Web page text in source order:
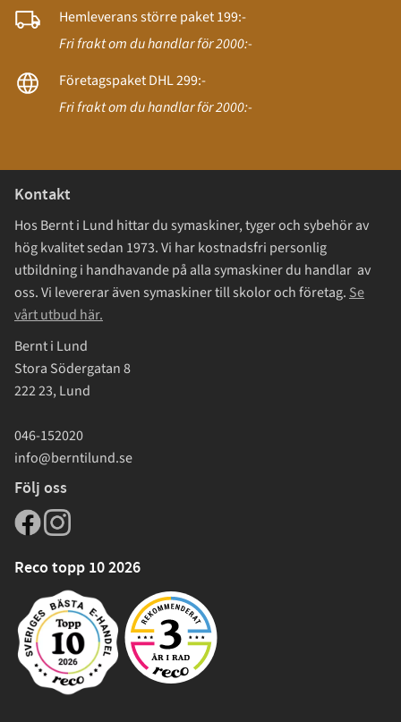
Hemleverans större paket 199:-
Fri frakt om du handlar för 2000:-
Företagspaket DHL 299:-
Fri frakt om du handlar för 2000:-
Kontakt
Hos Bernt i Lund hittar du symaskiner, tyger och sybehör av
hög kvalitet sedan 1973. Vi har kostnadsfri personlig
utbildning i handhavande på alla symaskiner du handlar av
oss. Vi levererar även symaskiner till skolor och företag. Se
vårt utbud här.
Bernt i Lund
Stora Södergatan 8
222 23, Lund
046-152020
info@berntilund.se
Följ oss
Reco topp 10 2026